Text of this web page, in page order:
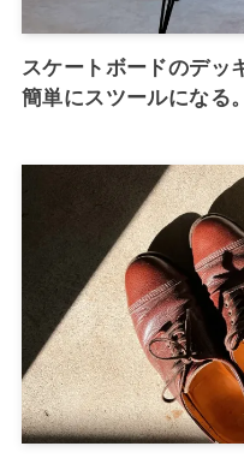
スケートボードのデッ
簡単にスツールになる。